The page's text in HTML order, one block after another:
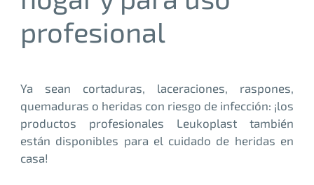
profesional
Ya sean cortaduras, laceraciones, raspones,
quemaduras o heridas con riesgo de infección: ¡los
productos profesionales Leukoplast también
están disponibles para el cuidado de heridas en
casa!